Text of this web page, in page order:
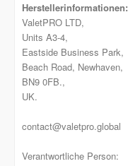
Herstellerinformationen:
ValetPRO LTD,
Units A3-4,
Eastside Business Park,
Beach Road, Newhaven,
BN9 0FB.,
UK.
contact@valetpro.global
Verantwortliche Person: